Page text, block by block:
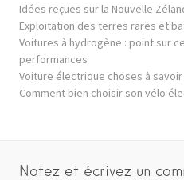
Idées reçues sur la Nouvelle
Exploitation des terres rares et
Voitures à hydrogène : point sur
performances
Voiture électrique choses à
Comment bien choisir son vélo
Notez et écrivez un